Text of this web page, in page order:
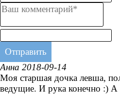
Анна 2018-09-14
Моя старшая дочка левша,
ведущие. И рука конечно :) А